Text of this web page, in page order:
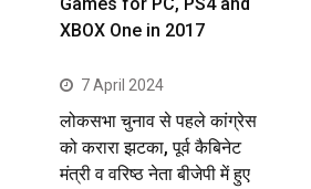
XBOX One in 2017
7 April 2024
लोकसभा चुनाव से पहले कांग्रेस
को करारा झटका, पूर्व कैबिनेट
मंत्री व वरिष्ठ नेता बीजेपी में हुए